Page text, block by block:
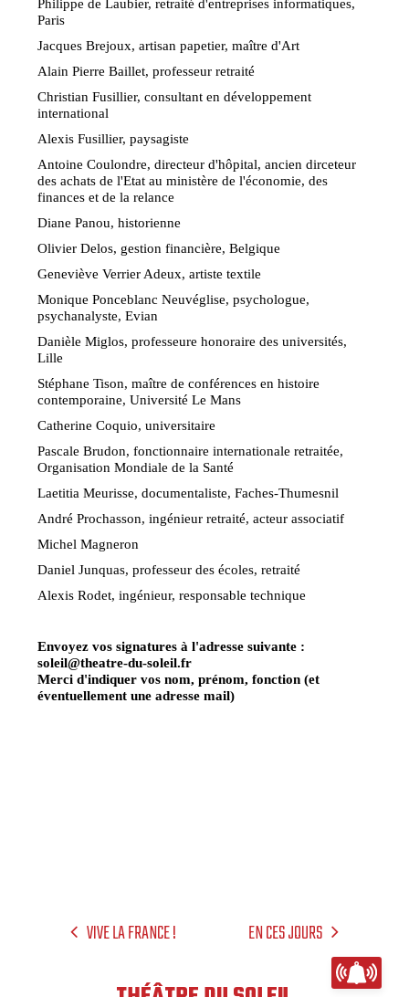
Paris
Jacques Brejoux, artisan papetier, maître d'Art
Alain Pierre Baillet, professeur retraité
Christian Fusillier, consultant en développement
international
Alexis Fusillier, paysagiste
Antoine Coulondre, directeur d'hôpital, ancien dirceteur
des achats de l'Etat au ministère de l'économie, des
finances et de la relance
Diane Panou, historienne
Olivier Delos, gestion financière, Belgique
Geneviève Verrier Adeux, artiste textile
Monique Ponceblanc Neuvéglise, psychologue,
psychanalyste, Evian
Danièle Miglos, professeure honoraire des universités,
Lille
Stéphane Tison, maître de conférences en histoire
contemporaine, Université Le Mans
Catherine Coquio, universitaire
Pascale Brudon, fonctionnaire internationale retraitée,
Organisation Mondiale de la Santé
Laetitia Meurisse, documentaliste, Faches-Thumesnil
André Prochasson, ingénieur retraité, acteur associatif
Michel Magneron
Daniel Junquas, professeur des écoles, retraité
Alexis Rodet, ingénieur, responsable technique
Envoyez vos signatures à l'adresse suivante :
soleil@theatre-du-soleil.fr
Merci d'indiquer vos nom, prénom, fonction (et
éventuellement une adresse mail)
VIVE LA FRANCE ! EN CES JOURS